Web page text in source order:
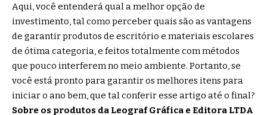
Aqui, você entenderá qual a melhor opção de
investimento, tal como perceber quais são as vantagens
de garantir produtos de escritório e materiais escolares
de ótima categoria, e feitos totalmente com métodos
que pouco interferem no meio ambiente. Portanto, se
você está pronto para garantir os melhores itens para
iniciar o ano bem, que tal conferir esse artigo até o final?
Sobre os produtos da Leograf Gráfica e Editora LTDA